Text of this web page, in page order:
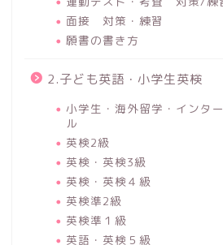
面接 対策・練習
願書の書き方
2.子ども英語・小学生英検
小学生・海外留学・インタ
ル
英検2級
英検・英検3級
英検・英検４級
英検準2級
英検準１級
英語・英検５級